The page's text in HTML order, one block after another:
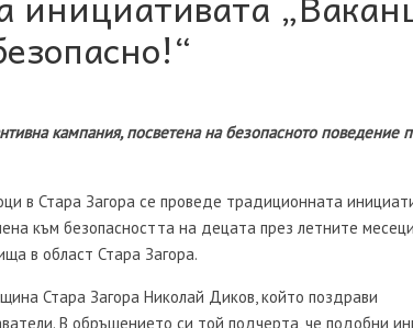
кампания, посветена на безопасното поведение
в Стара Загора се проведе традиционната
към безопасността на децата през летните
в област Стара Загора.
Стара Загора Николай Диков, който поздрави
В обръщението си той подчерта, че подобни